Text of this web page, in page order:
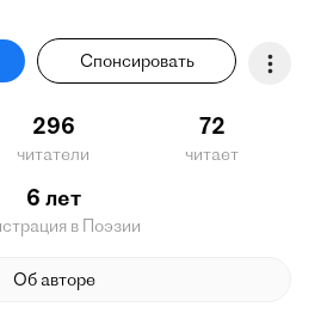
Спонсировать
296
читатели
72
читает
6 лет
в Поэзии
Об авторе